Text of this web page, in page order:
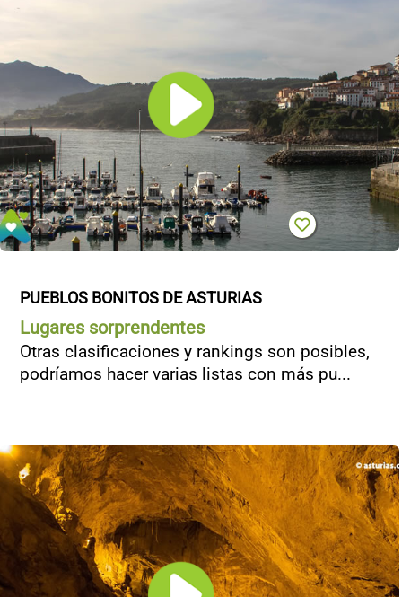
PUEBLOS BONITOS DE ASTURIAS
Lugares sorprendentes
Otras clasificaciones y rankings son posibles,
podríamos hacer varias listas con más pu...